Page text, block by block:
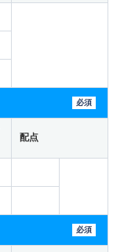
必須
配点
必須